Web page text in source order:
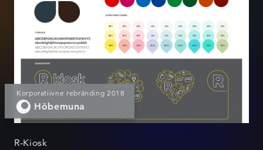
Korporatiivne rebränding 2018
Hõbemuna
R-Kiosk